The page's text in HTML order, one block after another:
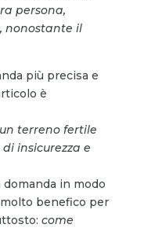
persona,
nonostante il
più precisa e
è
terreno fertile
insicurezza e
domanda in modo
benefico per
come